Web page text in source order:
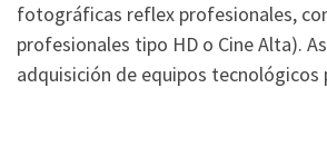
fotográficas reflex profesionales,
profesionales tipo HD o Cine Alta).
adquisición de equipos tecnológicos